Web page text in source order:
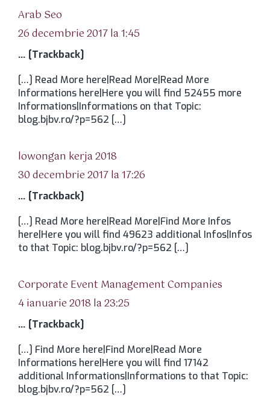
Arab Seo
26 decembrie 2017 la 1:45
… [Trackback]
[…] Read More here|Read More|Read More
Informations here|Here you will find 52455 more
Informations|Informations on that Topic:
blog.bjbv.ro/?p=562 […]
lowongan kerja 2018
30 decembrie 2017 la 17:26
… [Trackback]
[…] Read More here|Read More|Find More Infos
here|Here you will find 49623 additional Infos|Infos
to that Topic: blog.bjbv.ro/?p=562 […]
Corporate Event Management Companies
4 ianuarie 2018 la 23:25
… [Trackback]
[…] Find More here|Find More|Read More
Informations here|Here you will find 17142
additional Informations|Informations to that Topic:
blog.bjbv.ro/?p=562 […]